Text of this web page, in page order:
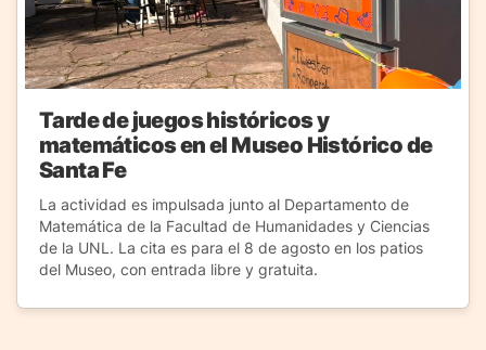
Tarde de juegos históricos y
matemáticos en el Museo Histórico de
Santa Fe
La actividad es impulsada junto al Departamento de
Matemática de la Facultad de Humanidades y Ciencias
de la UNL. La cita es para el 8 de agosto en los patios
del Museo, con entrada libre y gratuita.